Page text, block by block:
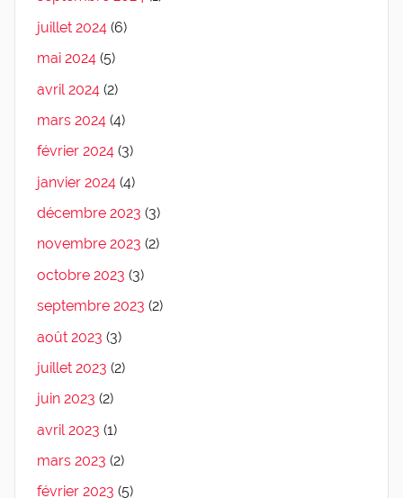
juillet 2024 (6)
mai 2024 (5)
avril 2024 (2)
mars 2024 (4)
février 2024 (3)
janvier 2024 (4)
décembre 2023 (3)
novembre 2023 (2)
octobre 2023 (3)
septembre 2023 (2)
août 2023 (3)
juillet 2023 (2)
juin 2023 (2)
avril 2023 (1)
mars 2023 (2)
février 2023 (5)